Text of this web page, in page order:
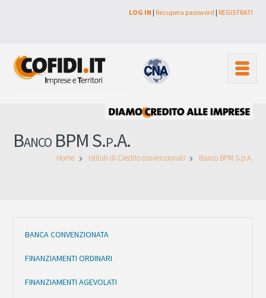
LOG IN | Recupera password | REGISTRATI
Banco BPM S.p.A.
Home Istituti di Credito convenzionati Banco BPM S.p.A.
BANCA CONVENZIONATA
FINANZIAMENTI ORDINARI
FINANZIAMENTI AGEVOLATI